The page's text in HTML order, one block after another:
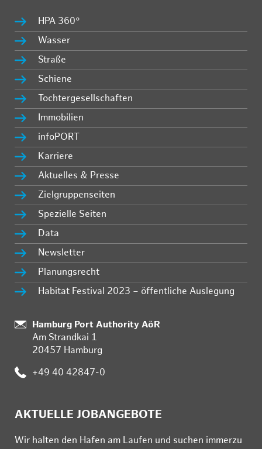
HPA 360°
Wasser
Straße
Schiene
Tochtergesellschaften
Immobilien
infoPORT
Karriere
Aktuelles & Presse
Zielgruppenseiten
Spezielle Seiten
Data
Newsletter
Planungsrecht
Habitat Festival 2023 – öffentliche Auslegung
:
Hamburg Port Authority AöR
Am Strandkai 1
20457 Hamburg
: +49 40 42847-0
AKTUELLE JOBANGEBOTE
Wir hal­ten den Ha­fen am Lau­fen und su­chen im­mer­zu